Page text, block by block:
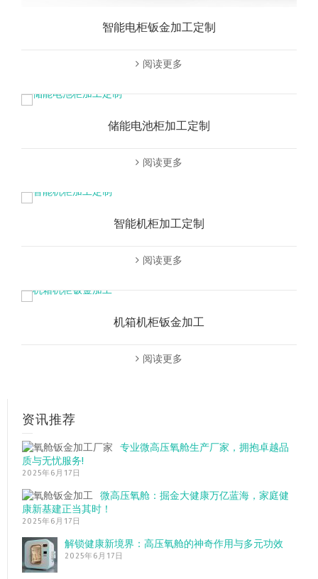
智能电柜钣金加工定制
阅读更多
储能电池柜加工定制
阅读更多
智能机柜加工定制
阅读更多
机箱机柜钣金加工
阅读更多
资讯推荐
专业微高压氧舱生产厂家，拥抱卓越品
质与无忧服务!
2025年6月17日
微高压氧舱：掘金大健康万亿蓝海，家庭健
康新基建正当其时！
2025年6月17日
解锁健康新境界：高压氧舱的神奇作用与多元功效
2025年6月17日